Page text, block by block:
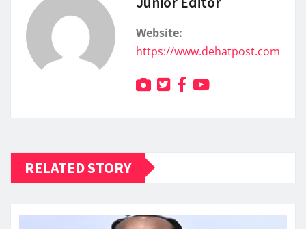
Website:
https://www.dehatpost.com
RELATED STORY